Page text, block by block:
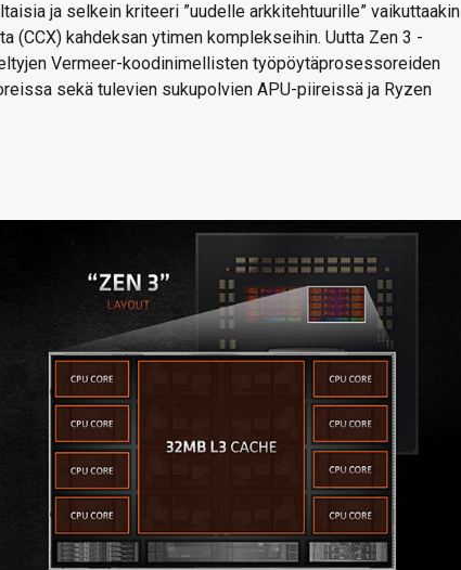
ja selkein kriteeri ”uudelle arkkitehtuurille” vaikuttaakin
kahdeksan ytimen komplekseihin. Uutta Zen 3 -
Vermeer-koodinimellisten työpöytäprosessoreiden
sekä tulevien sukupolvien APU-piireissä ja Ryzen